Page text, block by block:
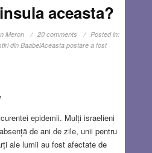
aceasta?
Meron 20 comments
Posted in:
din BaabelAceasta postare a fost
epidemii. Mulți israelieni
de ani de zile, unii pentru
ale lumii au fost afectate de